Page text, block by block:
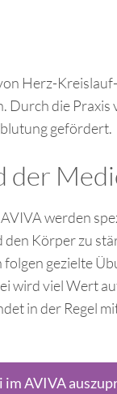
Herz-
die
gefördert.
werden
Körper zu
gezielte
wird viel Wert
in der Regel
AVIVA